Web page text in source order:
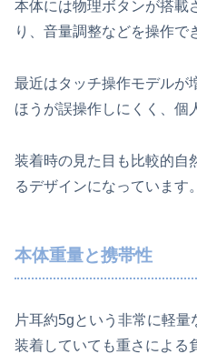
本体には物理ボタンが搭載
り、音量調整などを操作で
最近はタッチ操作モデルが
ほうが誤操作しにくく、個
装着時の見た目も比較的自
るデザインになっています。
本体重量と携帯性
片耳約5gという非常に軽
装着していても重さによる